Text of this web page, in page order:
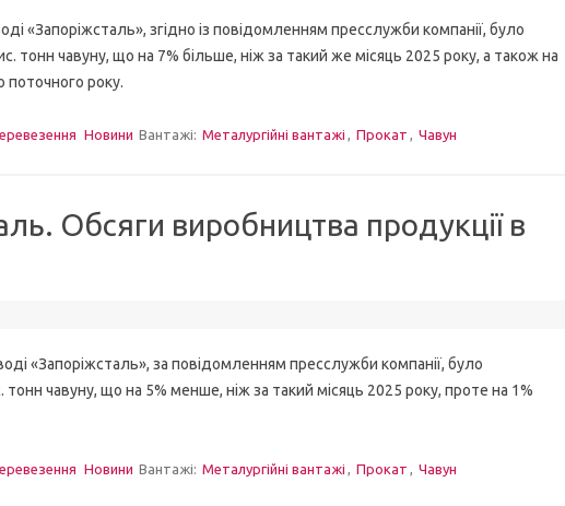
«Запоріжсталь», згідно із повідомленням пресслужби компанії, було
тонн чавуну, що на 7% більше, ніж за такий же місяць 2025 року, а також на
поточного року.
Новини Вантажі: Металургійні вантажі , Прокат , Чавун
Обсяги виробництва продукції в
за повідомленням пресслужби компанії, було
чавуну, що на 5% менше, ніж за такий місяць 2025 року, проте на 1%
Новини Вантажі: Металургійні вантажі , Прокат , Чавун